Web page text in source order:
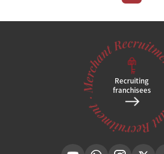
Recruiting
franchisees